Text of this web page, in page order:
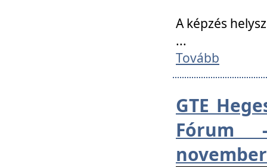
A képzés
...
Tovább
GTE
Fórum